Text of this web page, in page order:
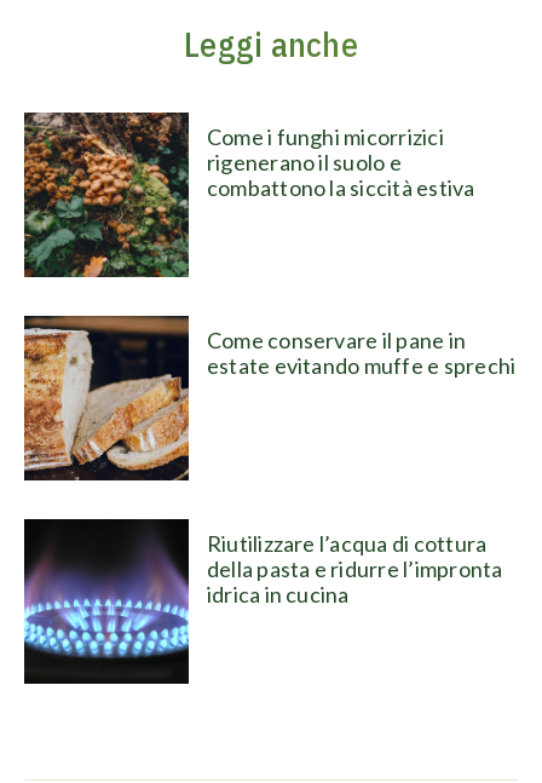
Leggi anche
Come i funghi micorrizici
rigenerano il suolo e
combattono la siccità estiva
Come conservare il pane in
estate evitando muffe e sprechi
Riutilizzare l’acqua di cottura
della pasta e ridurre l’impronta
idrica in cucina